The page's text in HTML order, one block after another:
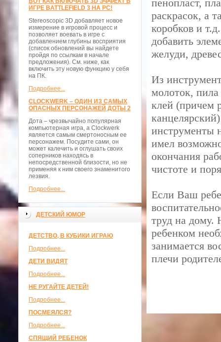
ИГРЕ BATTLEFIELD 3 НА PC!
Stereoscopic 3D добавляет новое
измерение в игровой процесс и
позволяет воевать в игре с
добавлением глубины восприятия
(список обновлений вы найдете
пройдя по ссылкам в начале
предложения). См. ниже, как
включить эту новую функцию у себя
на ПК.
Подробнее...
CLOCKWERK – ОДИН ИЗ САМЫХ
ОПАСНЫХ ПЕРСОНАЖЕЙ ДОТЫ 2
Дота – чрезвычайно популярная
компьютерная игра, а Clockwerk
является самым смертоносным ее
персонажем. Посудите сами, он
может калечить и оглушать своих
соперников находясь в
непосредственной близости, но не
применяя к ним своего знаменитого
лезвия.
Подробнее...
ДЕТСКИЙ ЮМОР
ДЕТСТВО, В КУБИКИ ИГРАЮ
Подробнее...
ДЕТИ ВИДЯТ
Подробнее...
НЕ РУГАЙТЕ ДЕТЕЙ!
Подробнее...
ПОСМЕЯЛСЯ?
Подробнее...
СПЯЩИЙ РЕБЕНОК
пенопласт,
раскрасок, а
коробков и
добавить
желуди,
Из
молоток,
клей (причем
инструменты
имел
окончания
чистоте и
Если Ваш
труд на дому.
ребенком
занимается
плечи